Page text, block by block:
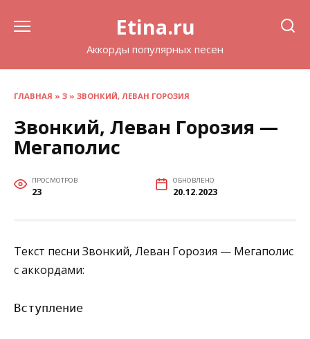
Etina.ru
Аккорды популярных песен
ГЛАВНАЯ » З » ЗВОНКИЙ, ЛЕВАН ГОРОЗИЯ
Звонкий, Леван Горозия —
Мегаполис
ПРОСМОТРОВ
23
ОБНОВЛЕНО
20.12.2023
Текст песни Звонкий, Леван Горозия — Мегаполис
с аккордами:
Вступление